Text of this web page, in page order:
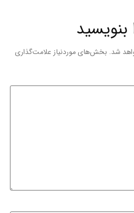
بنویسید
شد. بخش‌های موردنیاز علامت‌گذاری